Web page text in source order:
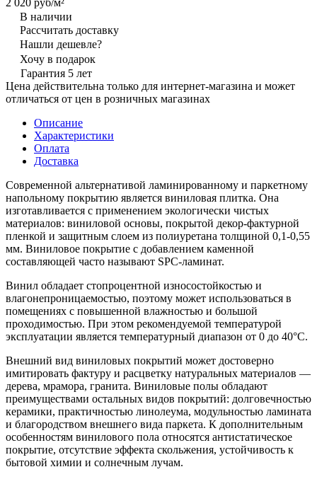
В наличии
Рассчитать доставку
Нашли дешевле?
Хочу в подарок
Гарантия 5 лет
Цена действительна только для интернет-магазина и может
отличаться от цен в розничных магазинах
Описание
Характеристики
Оплата
Доставка
Современной альтернативой ламинированному и паркетному
напольному покрытию является виниловая плитка. Она
изготавливается с применением экологически чистых
материалов: виниловой основы, покрытой декор-фактурной
пленкой и защитным слоем из полиуретана толщиной 0,1-0,55
мм. Виниловое покрытие с добавлением каменной
составляющей часто называют SPC-ламинат.
Винил обладает стопроцентной износостойкостью и
влагонепроницаемостью, поэтому может использоваться в
помещениях с повышенной влажностью и большой
проходимостью. При этом рекомендуемой температурой
эксплуатации является температурный диапазон от 0 до 40°С.
Внешний вид виниловых покрытий может достоверно
имитировать фактуру и расцветку натуральных материалов —
дерева, мрамора, гранита. Виниловые полы обладают
преимуществами остальных видов покрытий: долговечностью
керамики, практичностью линолеума, модульностью ламината
и благородством внешнего вида паркета. К дополнительным
особенностям винилового пола относятся антистатическое
покрытие, отсутствие эффекта скольжения, устойчивость к
бытовой химии и солнечным лучам.